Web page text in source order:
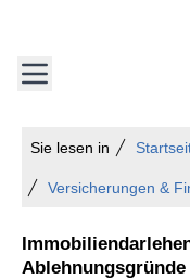
Sie lesen in
Versicherungen &